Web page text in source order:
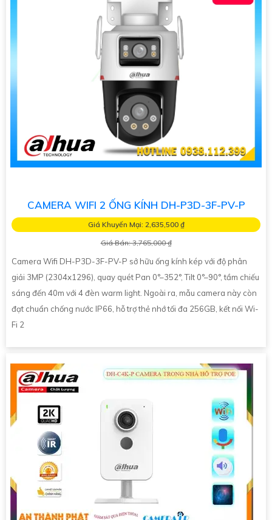
CAMERA WIFI 2 ỐNG KÍNH DH-P3D-3F-PV-P
Giá Khuyến Mại: 2,635,500 ₫
Giá Bán: 3,765,000 ₫
Camera Wifi DH-P3D-3F-PV-P sở hữu ống kính kép với độ phân
giải 3MP (2304x1296), quay quét Pan 0°–352°, Tilt 0°–90°, tầm chiếu
sáng đến 40m với 4 đèn warm light. Ngoài ra, mẫu camera này còn
đạt chuẩn chống nước IP66, hỗ trợ thẻ nhớ tối đa 256GB, kết nối Wi-
Fi 2